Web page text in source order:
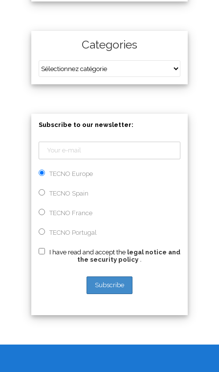
Categories
Subscribe to our newsletter:
TECNO Europe
TECNO Spain
TECNO France
TECNO Portugal
I have read and accept the legal notice and
the security policy .